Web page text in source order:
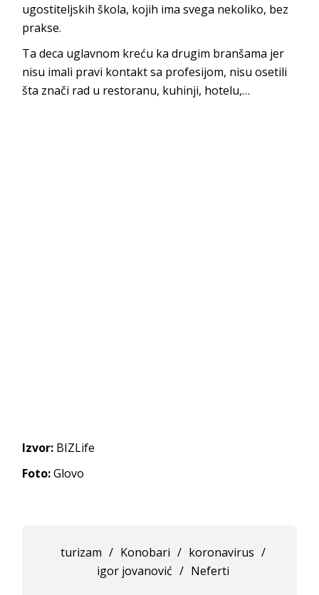
ugostiteljskih škola, kojih ima svega nekoliko, bez
prakse.
Ta deca uglavnom kreću ka drugim branšama jer
nisu imali pravi kontakt sa profesijom, nisu osetili
šta znači rad u restoranu, kuhinji, hotelu,…
Izvor: BIZLife
Foto:Glovo
turizam / Konobari / koronavirus /
igor jovanović / Neferti